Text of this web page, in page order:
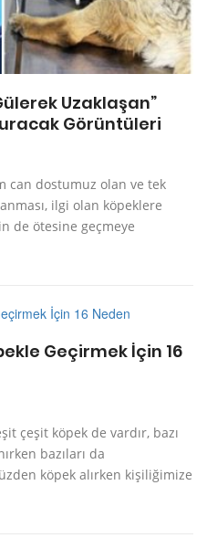
Uzaklaşan”
Görüntüleri
can dostumuz olan ve tek
ilgi olan köpeklere
de ötesine geçmeye
Geçirmek İçin 16
çeşit köpek de vardır, bazı
bazıları da
köpek alırken kişiliğimize